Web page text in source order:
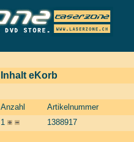
Inhalt eKorb
Anzahl
Artikelnummer
1
1388917